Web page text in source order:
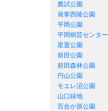
農試公園
発寒西陵公園
平岡公園
平岡樹芸センター
星置公園
前田公園
前田森林公園
円山公園
モエレ沼公園
山口緑地
百合が原公園